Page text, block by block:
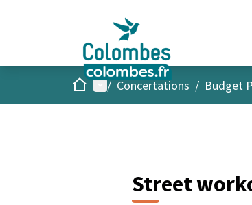
AccueilMenu principal
/ Concertations / Budget
Street